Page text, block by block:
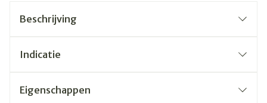
Beschrijving
Indicatie
Eigenschappen